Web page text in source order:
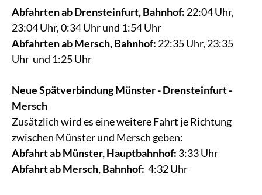
Abfahrten ab Drensteinfurt, Bahnhof: 22:04 Uhr,
23:04 Uhr, 0:34 Uhr und 1:54 Uhr
Abfahrten ab Mersch, Bahnhof: 22:35 Uhr, 23:35
Uhr und 1:25 Uhr
Neue Spätverbindung Münster - Drensteinfurt -
Mersch
Zusätzlich wird es eine weitere Fahrt je Richtung
zwischen Münster und Mersch geben:
Abfahrt ab Münster, Hauptbahnhof: 3:33 Uhr
Abfahrt ab Mersch, Bahnhof: 4:32 Uhr